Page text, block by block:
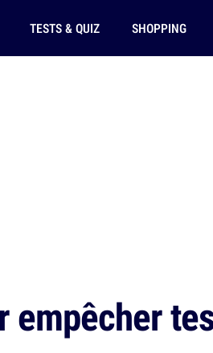
TESTS & QUIZ SHOPPING
empêcher